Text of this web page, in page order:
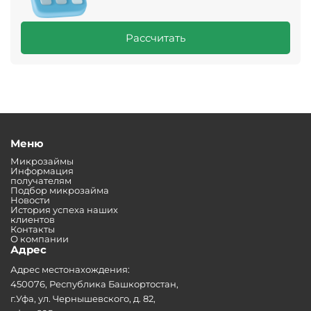
Рассчитать
Меню
Микрозаймы
Информация
получателям
Подбор микрозайма
Новости
История успеха наших
клиентов
Контакты
О компании
Адрес
Адрес местонахождения:
450076, Республика Башкортостан,
г.Уфа, ул. Чернышевского, д. 82,